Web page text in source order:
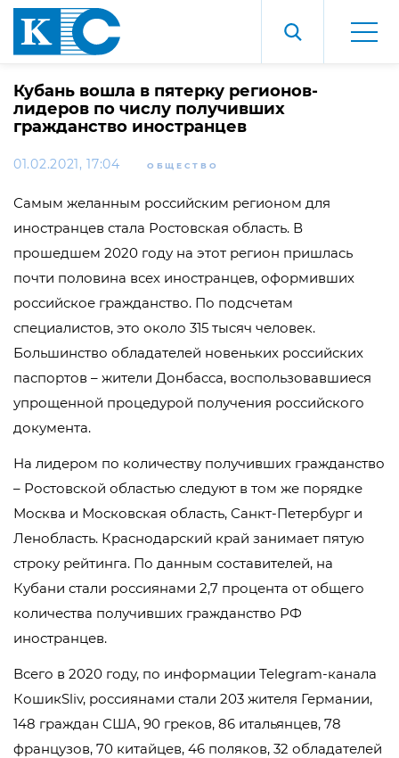
Кубань вошла в пятерку регионов-
лидеров по числу получивших
гражданство иностранцев
01.02.2021, 17:04 ОБЩЕСТВО
Самым желанным российским регионом для
иностранцев стала Ростовская область. В
прошедшем 2020 году на этот регион пришлась
почти половина всех иностранцев, оформивших
российское гражданство. По подсчетам
специалистов, это около 315 тысяч человек.
Большинство обладателей новеньких российских
паспортов – жители Донбасса, воспользовавшиеся
упрощенной процедурой получения российского
документа.
На лидером по количеству получивших гражданство
– Ростовской областью следуют в том же порядке
Москва и Московская область, Санкт-Петербург и
Ленобласть. Краснодарский край занимает пятую
строку рейтинга. По данным составителей, на
Кубани стали россиянами 2,7 процента от общего
количества получивших гражданство РФ
иностранцев.
Всего в 2020 году, по информации Telegram-канала
КошикSliv, россиянами стали 203 жителя Германии,
148 граждан США, 90 греков, 86 итальянцев, 78
французов, 70 китайцев, 46 поляков, 32 обладателей